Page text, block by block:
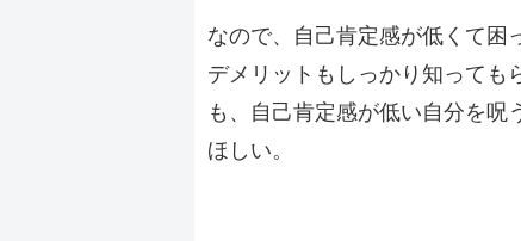
なので、自己肯定感が低くて困
デメリットもしっかり知っても
も、自己肯定感が低い自分を呪
ほしい。